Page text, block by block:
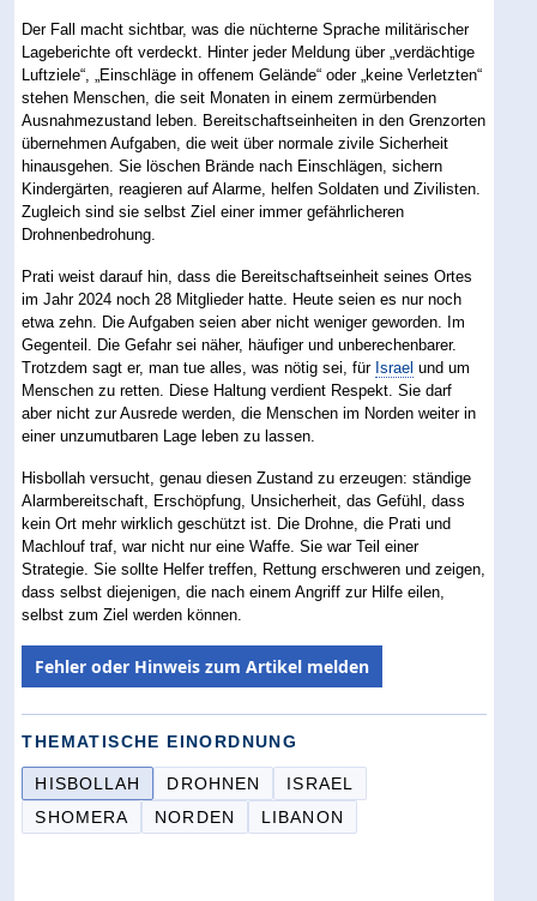
Der Fall macht sichtbar, was die nüchterne Sprache militärischer
Lageberichte oft verdeckt. Hinter jeder Meldung über „verdächtige
Luftziele“, „Einschläge in offenem Gelände“ oder „keine Verletzten“
stehen Menschen, die seit Monaten in einem zermürbenden
Ausnahmezustand leben. Bereitschaftseinheiten in den Grenzorten
übernehmen Aufgaben, die weit über normale zivile Sicherheit
hinausgehen. Sie löschen Brände nach Einschlägen, sichern
Kindergärten, reagieren auf Alarme, helfen Soldaten und Zivilisten.
Zugleich sind sie selbst Ziel einer immer gefährlicheren
Drohnenbedrohung.
Prati weist darauf hin, dass die Bereitschaftseinheit seines Ortes
im Jahr 2024 noch 28 Mitglieder hatte. Heute seien es nur noch
etwa zehn. Die Aufgaben seien aber nicht weniger geworden. Im
Gegenteil. Die Gefahr sei näher, häufiger und unberechenbarer.
Trotzdem sagt er, man tue alles, was nötig sei, für Israel und um
Menschen zu retten. Diese Haltung verdient Respekt. Sie darf
aber nicht zur Ausrede werden, die Menschen im Norden weiter in
einer unzumutbaren Lage leben zu lassen.
Hisbollah versucht, genau diesen Zustand zu erzeugen: ständige
Alarmbereitschaft, Erschöpfung, Unsicherheit, das Gefühl, dass
kein Ort mehr wirklich geschützt ist. Die Drohne, die Prati und
Machlouf traf, war nicht nur eine Waffe. Sie war Teil einer
Strategie. Sie sollte Helfer treffen, Rettung erschweren und zeigen,
dass selbst diejenigen, die nach einem Angriff zur Hilfe eilen,
selbst zum Ziel werden können.
Fehler oder Hinweis zum Artikel melden
THEMATISCHE EINORDNUNG
HISBOLLAH DROHNEN
ISRAEL
SHOMERA
NORDEN LIBANON